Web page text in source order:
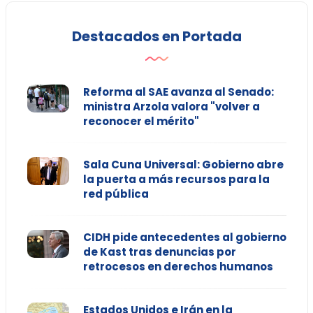
Destacados en Portada
Reforma al SAE avanza al Senado:
ministra Arzola valora "volver a
reconocer el mérito"
Sala Cuna Universal: Gobierno abre
la puerta a más recursos para la
red pública
CIDH pide antecedentes al gobierno
de Kast tras denuncias por
retrocesos en derechos humanos
Estados Unidos e Irán en la